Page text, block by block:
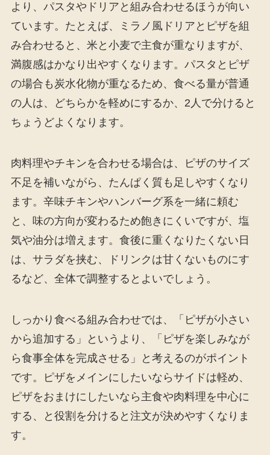
より、パスタやドリアと組み合わせるほうが向い
ています。たとえば、ミラノ風ドリアとピザを組
み合わせると、米と小麦で主食が重なりますが、
満腹感はかなり出やすくなります。パスタとピザ
の場合も炭水化物が重なるため、食べる量が普通
の人は、どちらかを軽めにするか、2人で分けると
ちょうどよくなります。
肉料理やチキンを合わせる場合は、ピザのサイズ
不足を補いながら、たんぱく質も足しやすくなり
ます。辛味チキンやハンバーグ系を一緒に頼む
と、味の方向が変わるため飽きにくいですが、塩
気や油分は増えます。食後に重くなりたくない日
は、サラダを挟む、ドリンクは甘くないものにす
るなど、全体で調整するとよいでしょう。
しっかり食べる組み合わせでは、「ピザが小さい
から追加する」というより、「ピザを楽しみなが
ら食事全体を完成させる」と考えるのがポイント
です。ピザをメインにしたいならサイドは軽め、
ピザをおまけにしたいなら主食や肉料理を中心に
する、と役割を分けると注文が決めやすくなりま
す。